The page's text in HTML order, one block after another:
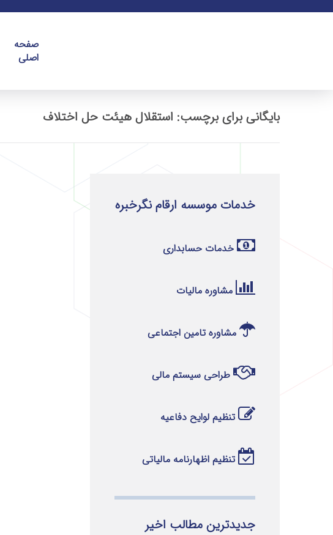
صفحه
اصلی
بایگانی برای برچسب: استقلال هیئت حل اختلاف
خدمات موسسه ارقام نگرخبره
خدمات حسابداری
مشاوره مالیات
مشاوره تامین اجتماعی
طراحی سیستم مالی
تنظیم لوایح دفاعیه
تنظیم اظهارنامه مالیاتی
جدیدترین مطالب اخیر